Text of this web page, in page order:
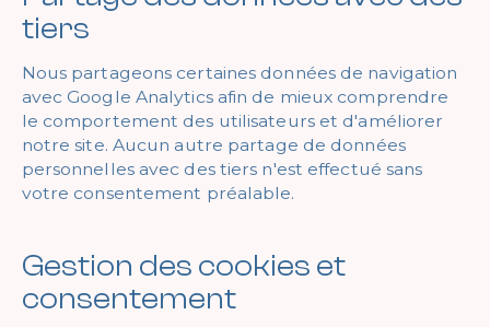
tiers
Nous partageons certaines données de navigation
avec Google Analytics afin de mieux comprendre
le comportement des utilisateurs et d'améliorer
notre site. Aucun autre partage de données
personnelles avec des tiers n'est effectué sans
votre consentement préalable.
Gestion des cookies et
consentement